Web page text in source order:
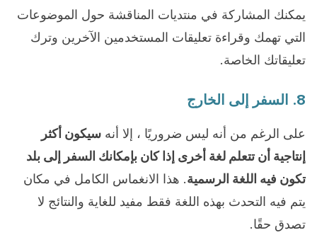
يمكنك المشاركة في منتديات المناقشة حول الموضوعات
التي تهمك وقراءة تعليقات المستخدمين الآخرين وترك
تعليقاتك الخاصة.
8. السفر إلى الخارج
على الرغم من أنه ليس ضروريًا ، إلا أنه سيكون أكثر
إنتاجية أن تتعلم لغة أخرى إذا كان بإمكانك السفر إلى بلد
تكون فيه اللغة الرسمية. هذا الانغماس الكامل في مكان
يتم فيه التحدث بهذه اللغة فقط مفيد للغاية والنتائج لا
تصدق حقًا.